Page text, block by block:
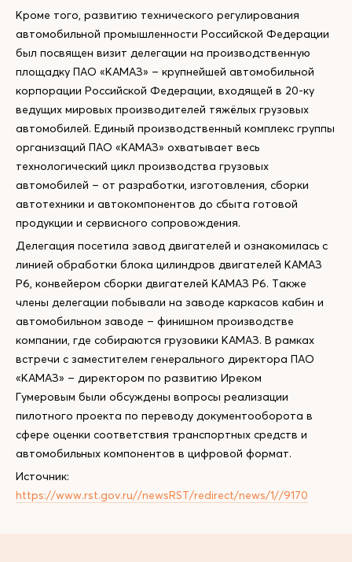
Кроме того, развитию технического регулирования
автомобильной промышленности Российской Федерации
был посвящен визит делегации на производственную
площадку ПАО «КАМАЗ» – крупнейшей автомобильной
корпорации Российской Федерации, входящей в 20-ку
ведущих мировых производителей тяжёлых грузовых
автомобилей. Единый производственный комплекс группы
организаций ПАО «КАМАЗ» охватывает весь
технологический цикл производства грузовых
автомобилей – от разработки, изготовления, сборки
автотехники и автокомпонентов до сбыта готовой
продукции и сервисного сопровождения.
Делегация посетила завод двигателей и ознакомилась с
линией обработки блока цилиндров двигателей КАМАЗ
Р6, конвейером сборки двигателей КАМАЗ Р6. Также
члены делегации побывали на заводе каркасов кабин и
автомобильном заводе – финишном производстве
компании, где собираются грузовики КАМАЗ. В рамках
встречи с заместителем генерального директора ПАО
«КАМАЗ» – директором по развитию Иреком
Гумеровым были обсуждены вопросы реализации
пилотного проекта по переводу документооборота в
сфере оценки соответствия транспортных средств и
автомобильных компонентов в цифровой формат.
Источник:
https://www.rst.gov.ru//newsRST/redirect/news/1//9170